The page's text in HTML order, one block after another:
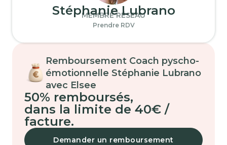
Stéphanie Lubrano
MEMBRE RÉSEAU
Prendre RDV
Remboursement Coach pyscho-
émotionnelle Stéphanie Lubrano
avec Elsee
50% remboursés,
dans la limite de 40€ /
facture.
Demander un remboursement